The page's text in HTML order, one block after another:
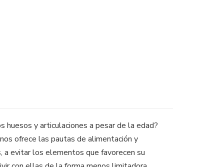
y articulaciones a pesar de la edad?
ofrece las pautas de alimentación y
a evitar los elementos que favorecen su